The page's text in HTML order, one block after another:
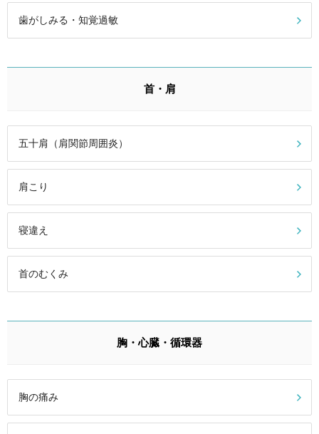
歯がしみる・知覚過敏
首・肩
五十肩（肩関節周囲炎）
肩こり
寝違え
首のむくみ
胸・心臓・循環器
胸の痛み